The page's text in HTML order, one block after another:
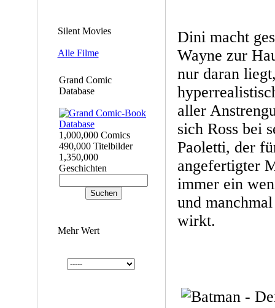
Silent Movies
Alle Filme
Grand Comic
Database
1,000,000 Comics
490,000 Titelbilder
1,350,000
Geschichten
Mehr Wert
Dini macht
Wayne zur
nur daran
aller
sich Ross bei
Paoletti, der
angefertigter
immer ein
und
wirkt.